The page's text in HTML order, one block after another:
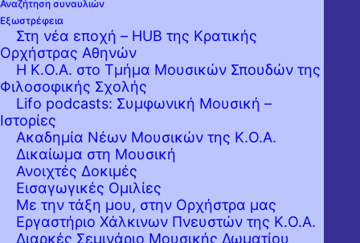
Αναζήτηση συναυλιών
Εξωστρέφεια
Στη νέα εποχή – HUB της Κρατικής
Ορχήστρας Αθηνών
Η Κ.Ο.Α. στο Τμήμα Μουσικών Σπουδών της
Φιλοσοφικής Σχολής
Lifo podcasts: Συμφωνική Μουσική –
Ιστορίες
Ακαδημία Νέων Μουσικών της Κ.Ο.Α.
Δικαίωμα στη Μουσική
Ανοιχτές Δοκιμές
Εισαγωγικές Ομιλίες
Με την τάξη μου, στην Ορχήστρα μας
Εργαστήριo Χάλκινων Πνευστών της Κ.Ο.Α.
Διαρκές Σεμινάριο Μουσικής Δωματίου
Κυρ. 13 Δεκεμβρίου 2020 20:30
ΜΕΓΑΡΟ ΜΟΥΣΙΚΗΣ ΑΘΗΝΩΝ
Αίθουσα Χρήστος Λαμπράκης